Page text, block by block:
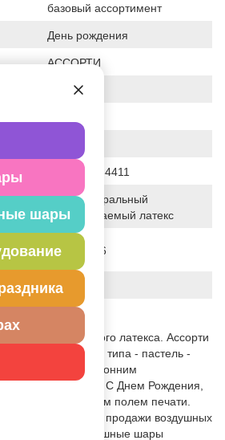
шары
базовый ассортимент
День рождения
АССОРТИ
2905930084411
100% натуральный
биоразлагаемый латекс
02-08-2026
3.850 г
шар из натурального латекса. Ассорти
и синий), одного типа - пастель -
Шары с двусторонним
надписью С Днем Рождения,
принт с большим полем печати.
для розничной продажи воздушных
праздника. Воздушные шары